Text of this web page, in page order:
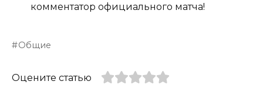
комментатор официального матча!
Общие
Оцените статью